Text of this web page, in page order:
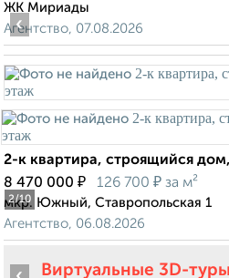
ЖК Мириады
Агентство, 07.08.2026
2/10
‹
2-к квартира, строящийся
8 470 000 ₽ 126 700 ₽ за м²
мкр. Южный, Ставропольская 1
Агентство, 06.08.2026
Виртуальные 3D-